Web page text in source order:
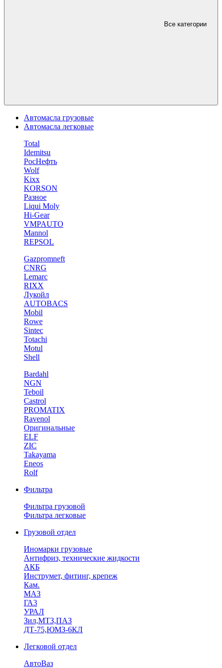
Все категории
Автомасла грузовые
Автомасла легковые
Total
Idemitsu
РосНефть
Wolf
Kixx
KORSON
Разное
Liqui Moly
Hi-Gear
VMPAUTO
Mannol
REPSOL
Gazpromneft
CNRG
Lemarc
RIXX
Лукойл
AUTOBACS
Mobil
Rowe
Sintec
Totachi
Motul
Shell
Bardahl
NGN
Teboil
Castrol
PROMATIX
Ravenol
Оригинальные
ELF
ZIC
Takayama
Eneos
Rolf
Фильтра
Фильтра грузовой
Фильтра легковые
Грузовой отдел
Иномарки грузовые
Антифриз, технические жидкости
АКБ
Инструмет, фитинг, крепеж
Кам.
МАЗ
ГА3
УРАЛ
Зил,МТЗ,ПАЗ
ДТ-75,ЮМЗ-6КЛ
Легковой отдел
АвтоВаз